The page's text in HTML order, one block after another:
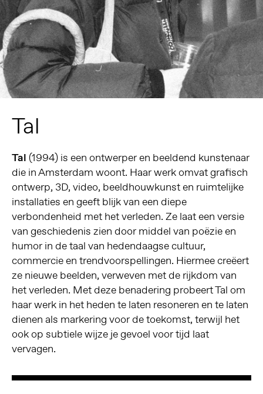
Tal
Tal (1994) is een ontwerper en beeldend kunstenaar
die in Amsterdam woont. Haar werk omvat grafisch
ontwerp, 3D, video, beeldhouwkunst en ruimtelijke
installaties en geeft blijk van een diepe
verbondenheid met het verleden. Ze laat een versie
van geschiedenis zien door middel van poëzie en
humor in de taal van hedendaagse cultuur,
commercie en trendvoorspellingen. Hiermee creëert
ze nieuwe beelden, verweven met de rijkdom van
het verleden. Met deze benadering probeert Tal om
haar werk in het heden te laten resoneren en te laten
dienen als markering voor de toekomst, terwijl het
ook op subtiele wijze je gevoel voor tijd laat
vervagen.